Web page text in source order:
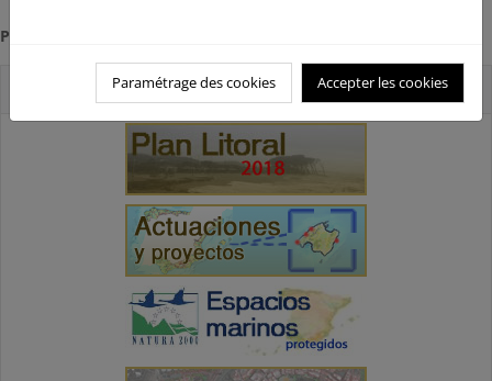
Presupuesto
Accesos directosParamétrage des cookies Accepter les cookies